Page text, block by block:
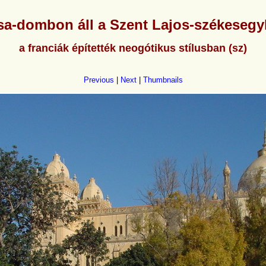
dombon áll a Szent Lajos-
a franciák építették neogótikus stílusban (sz)
Previous Next| Thumbnails